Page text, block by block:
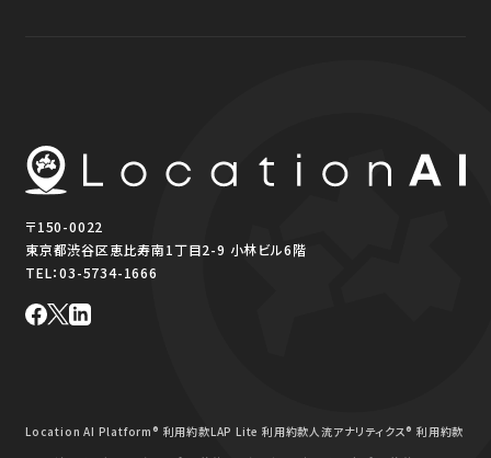
〒150-0022
東京都渋谷区恵比寿南1丁目2-9 小林ビル6階
TEL：03-5734-1666
Location AI Platform® 利用約款LAP Lite 利用約款人流アナリティクス® 利用約款